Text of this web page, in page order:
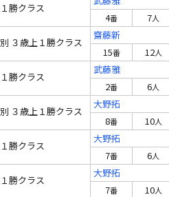
勝クラス
4番 7人
３歳上１勝クラス
齋藤新
15番 12人
勝クラス
武藤雅
2番 6人
３歳上１勝クラス
大野拓
8番 10人
勝クラス
大野拓
7番 6人
勝クラス
大野拓
7番 10人